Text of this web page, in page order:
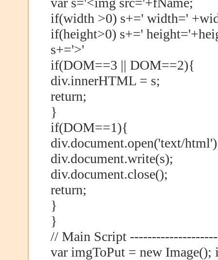
if(width >0) s+=' width='
if(height>0) s+='
s+='>'
if(DOM==3 || DOM==2){
div.innerHTML = s;
return;
}
if(DOM==1){
div.document.open('text/
div.document.write(s);
div.document.close();
return;
}
}
// Main Script
var imgToPut = new